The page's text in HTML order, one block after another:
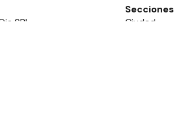
SRL
Secciones
Ciudad